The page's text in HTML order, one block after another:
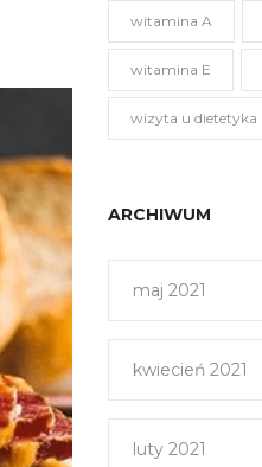
witamina A
witamina E
wizyta u dietetyka
ARCHIWUM
maj 2021
kwiecień 2021
luty 2021